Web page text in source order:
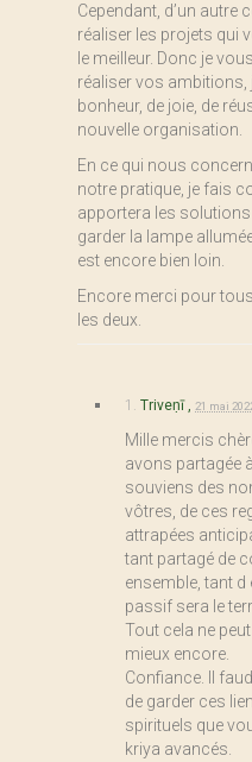
Cependant, d’un autre
réaliser les projets qui
le meilleur. Donc je
réaliser vos
bonheur, de joie, de
nouvelle organisation.
En ce qui nous
notre pratique, je fais
apportera les
garder la lampe
est encore bien loin.
Encore merci pour
les deux.
1. Triveṇī , 21 mai
Mille mercis
avons partagée
souviens des
vôtres, de ces
attrapées
tant partagé de
ensemble, tant d
passif sera le
Tout cela ne
mieux encore.
Confiance. Il
de garder ces
spirituels que
kriya avancés.